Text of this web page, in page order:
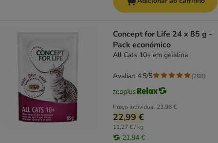
Concept for Life 24 x 85 g -
Pack económico
All Cats 10+ em gelatina
Preço individual 23,98 €
22,99 €
11,27 € / kg
21,84 €
Avaliar: 4.5/5 (268)